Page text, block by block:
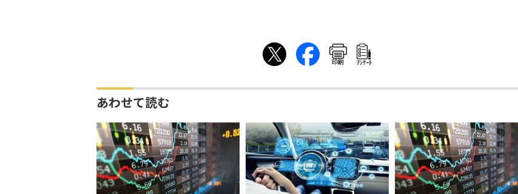
印刷 ｱﾝｹｰﾄ
あわせて読む